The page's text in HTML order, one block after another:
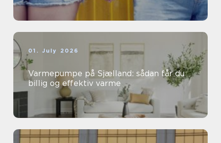
01. July 2026
Varmepumpe på Sjælland: sådan får du
billig og effektiv varme